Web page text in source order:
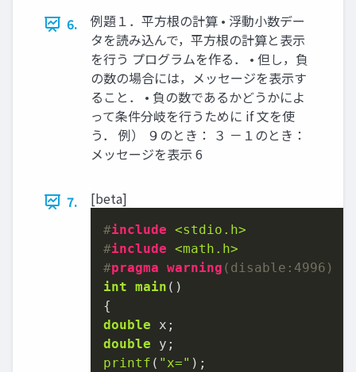
6.
例題１．平方根の計算 • 浮動小数デー
タを読み込んで，平方根の計算と表示
を行う プログラムを作る． • 但し，負
の数の場合には，メッセージを表示す
ること． • 負の数であるかどうかによ
って条件分岐を行うために if 文を使
う． 例） ９のとき： ３ －１のとき：
メッセージを表示 6
7. [beta]
#include <stdio.h>
#include <math.h>
#pragma warning (disable:4996)
int main ()
double
double
printf ( "x="